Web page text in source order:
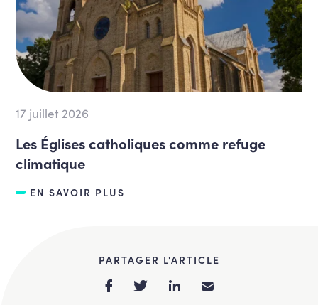
17 juillet 2026
Les Églises catholiques comme refuge
climatique
EN SAVOIR PLUS
PARTAGER L'ARTICLE